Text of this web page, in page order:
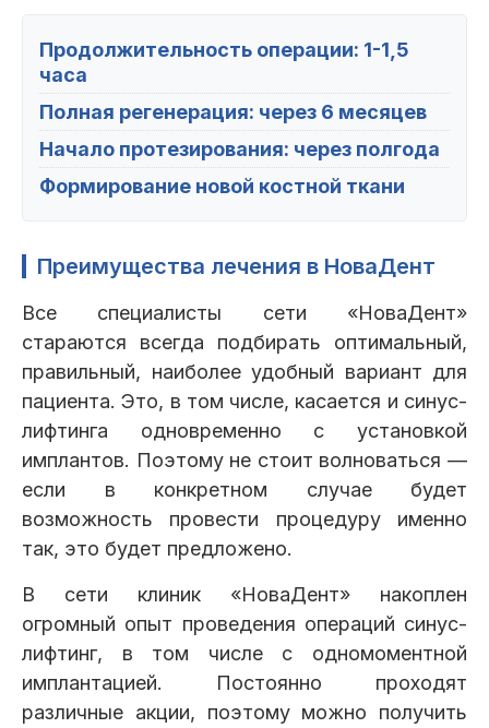
Продолжительность операции: 1-1,5
часа
Полная регенерация: через 6 месяцев
Начало протезирования: через полгода
Формирование новой костной ткани
Преимущества лечения в НоваДент
Все специалисты сети «НоваДент»
стараются всегда подбирать оптимальный,
правильный, наиболее удобный вариант для
пациента. Это, в том числе, касается и синус-
лифтинга одновременно с установкой
имплантов. Поэтому не стоит волноваться —
если в конкретном случае будет
возможность провести процедуру именно
так, это будет предложено.
В сети клиник «НоваДент» накоплен
огромный опыт проведения операций синус-
лифтинг, в том числе с одномоментной
имплантацией. Постоянно проходят
различные акции, поэтому можно получить